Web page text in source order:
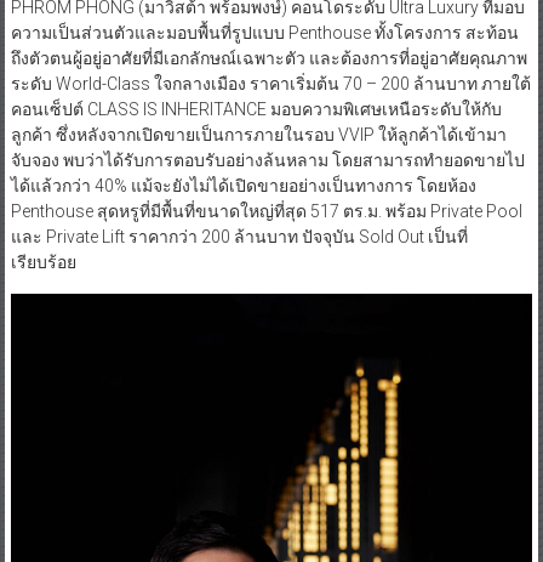
PHROM PHONG (มาวิสต้า พร้อมพงษ์) คอนโดระดับ Ultra Luxury ที่มอบ
ความเป็นส่วนตัวและมอบพื้นที่รูปแบบ Penthouse ทั้งโครงการ สะท้อน
ถึงตัวตนผู้อยู่อาศัยที่มีเอกลักษณ์เฉพาะตัว และต้องการที่อยู่อาศัยคุณภาพ
ระดับ World-Class ใจกลางเมือง ราคาเริ่มต้น 70 – 200 ล้านบาท ภายใต้
คอนเซ็ปต์ CLASS IS INHERITANCE มอบความพิเศษเหนือระดับให้กับ
ลูกค้า ซึ่งหลังจากเปิดขายเป็นการภายในรอบ VVIP ให้ลูกค้าได้เข้ามา
จับจอง พบว่าได้รับการตอบรับอย่างล้นหลาม โดยสามารถทำยอดขายไป
ได้แล้วกว่า 40% แม้จะยังไม่ได้เปิดขายอย่างเป็นทางการ โดยห้อง
Penthouse สุดหรูที่มีพื้นที่ขนาดใหญ่ที่สุด 517 ตร.ม. พร้อม Private Pool
และ Private Lift ราคากว่า 200 ล้านบาท ปัจจุบัน Sold Out เป็นที่
เรียบร้อย